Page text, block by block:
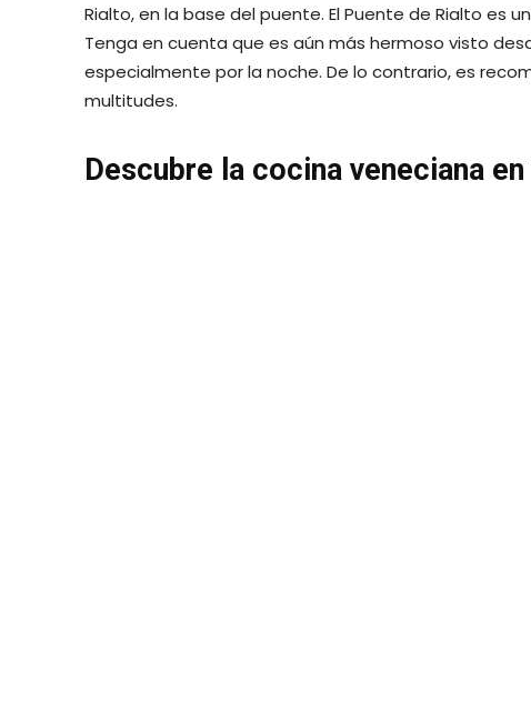
Rialto, en la base del puente. El Puente de Rialto es
Tenga en cuenta que es aún más hermoso visto
especialmente por la noche. De lo contrario, es
multitudes.
Descubre la cocina veneciana